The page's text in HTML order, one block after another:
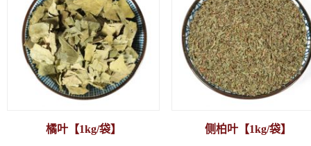
橘叶【1kg/袋】 侧柏叶【1kg/袋】